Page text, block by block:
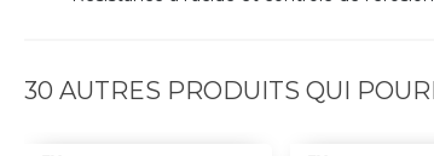
30 AUTRES PRODUITS QUI